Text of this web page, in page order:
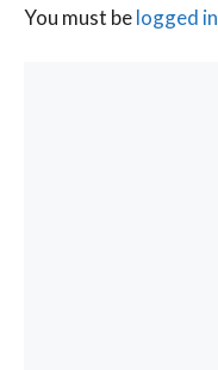
You must belogged in